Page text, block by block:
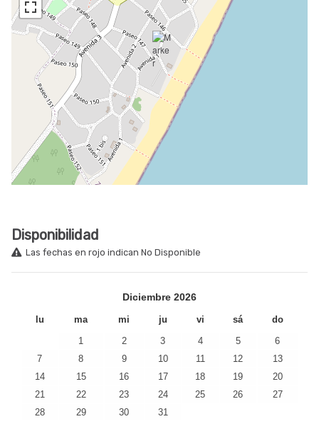
Disponibilidad
Las fechas en rojo indican No Disponible
Diciembre 2026
lu ma mi ju vi sá do
1 2 3 4 5
6
7
8 9 10 11 12
13
14
15 16 17 18 19
20
21
22 23 24 25 26
27
28
29 30 31